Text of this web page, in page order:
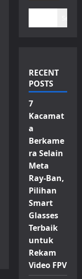
RECENT
POSTS
7
Kacamat
a
Berkame
ra Selain
Meta
Ray-Ban,
Pilihan
Smart
Glasses
Terbaik
untuk
Rekam
Video FPV